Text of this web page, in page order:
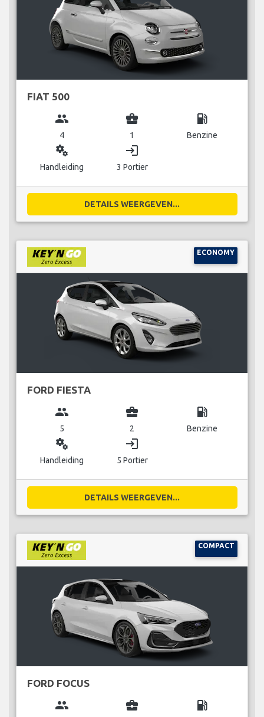
FIAT 500
group
4
business_center
1
local_gas_station
Benzine
miscellaneous_services
Handleiding
login
3 Portier
DETAILS WEERGEVEN...
ECONOMY
FORD FIESTA
group
5
business_center
2
local_gas_station
Benzine
miscellaneous_services
Handleiding
login
5 Portier
DETAILS WEERGEVEN...
COMPACT
FORD FOCUS
group business_center local_gas_station